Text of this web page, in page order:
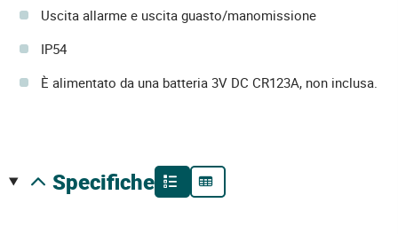
Uscita allarme e uscita guasto/manomissione
IP54
È alimentato da una batteria 3V DC CR123A, non inclusa.
specifiche